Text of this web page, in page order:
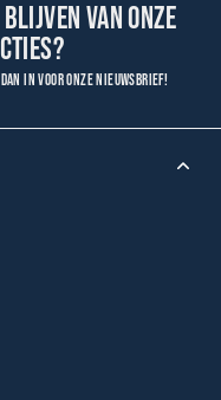
van onze
in voor onze nieuwsbrief!